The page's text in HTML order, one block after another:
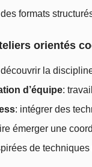
formats
orientés
découvrir la
d’équipe:
: intégrer des
émerger une
de